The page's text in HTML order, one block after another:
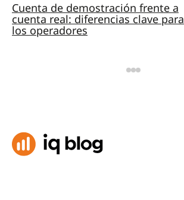
Cuenta de demostración frente a
cuenta real: diferencias clave para
los operadores